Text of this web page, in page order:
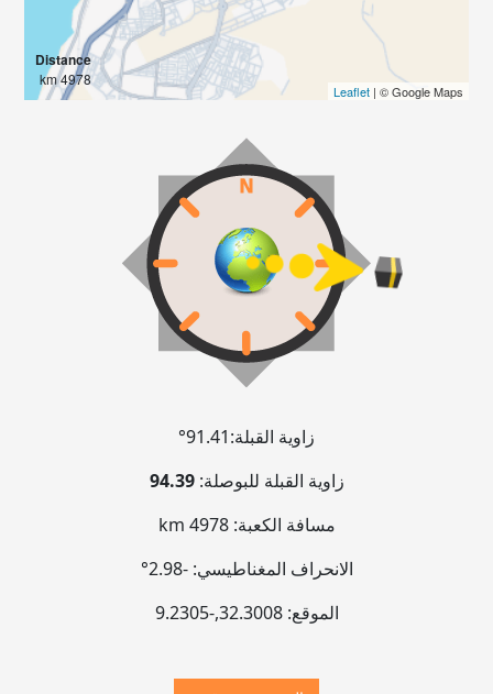
Distance
4978 km
Leaflet| © Google Maps
زاوية القبلة:91.41°
زاوية القبلة للبوصلة:94.39
مسافة الكعبة:4978 km
الانحراف المغناطيسي:-2.98°
الموقع:32.3008
,
-9.2305